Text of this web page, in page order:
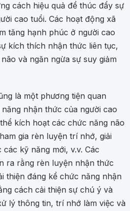
cách hiệu quả để thúc đẩy sự
cao tuổi. Các hoạt động xã
tăng hạnh phúc ở người cao
kích thích nhận thức liên tục,
và ngăn ngừa sự suy giảm
là một phương tiện quan
nhận thức của người cao
kích hoạt các chức năng não
gia rèn luyện trí nhớ, giải
kỹ năng mới, v.v. Các
ra rằng rèn luyện nhận thức
thiện đáng kể chức năng nhận
cách cải thiện sự chú ý và
lý thông tin, trí nhớ làm việc và